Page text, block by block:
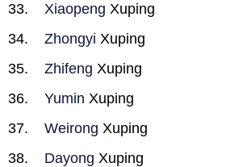
Xiaopeng Xuping
Zhongyi Xuping
Zhifeng Xuping
Yumin Xuping
Weirong Xuping
Dayong Xuping